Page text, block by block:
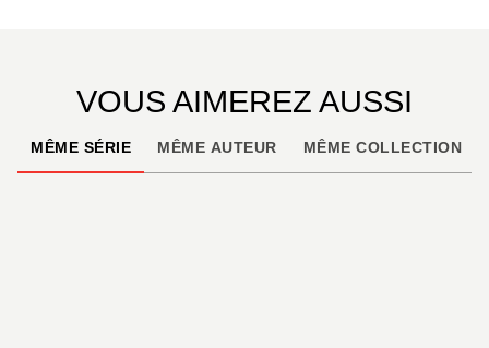
VOUS AIMEREZ AUSSI
MÊME SÉRIE MÊME AUTEUR MÊME COLLECTION